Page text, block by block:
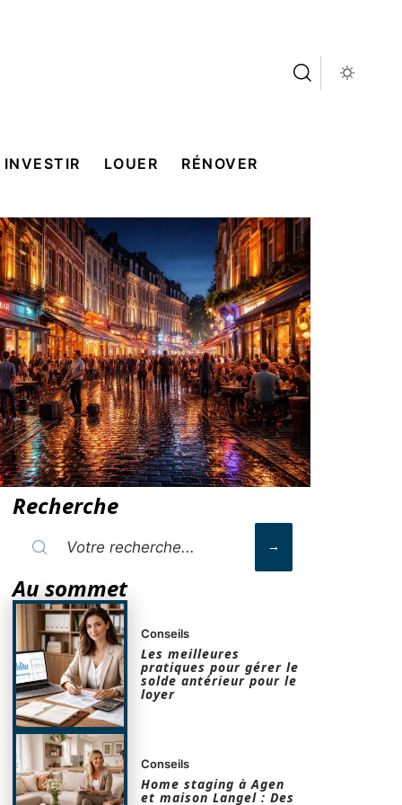
INVESTIR LOUER RÉNOVER
Recherche
Au sommet
Conseils
Les meilleures
pratiques pour gérer le
solde antérieur pour le
loyer
Conseils
Home staging à Agen
et maison Langel : Des